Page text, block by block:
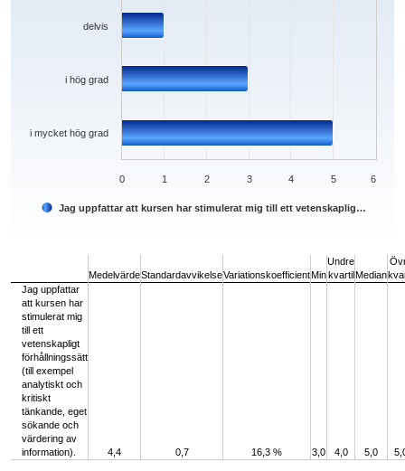
Jag uppfattar att kursen har stimulerat mig till ett vetenskaplig…
i mycket hög grad
i hög grad
delvis
0 1 2 3 4 5 6
MedelvärdeStandardavvikelseVariationskoefficientMin
Undre
kvartilMedian
Jag uppfattar
att kursen har
stimulerat mig
till ett
vetenskapligt
förhållningssätt
(till exempel
analytiskt och
kritiskt
tänkande, eget
sökande och
värdering av
information).
4,4 0,7 16,3 % 3,0 4,0 5,0